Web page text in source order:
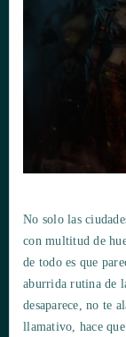
No solo las
con multitud de
de todo es que
aburrida rutina de
desaparece, no te
llamativo, hace